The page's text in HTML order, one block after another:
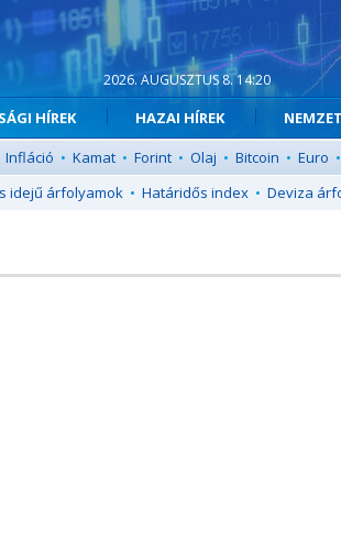
2026. AUGUSZTUS 8. 14:20
HÍREK HAZAI HÍREK
Infláció • Kamat • Forint • Olaj • Bitcoin • Euro •
idejű árfolyamok • Határidős index • Deviza